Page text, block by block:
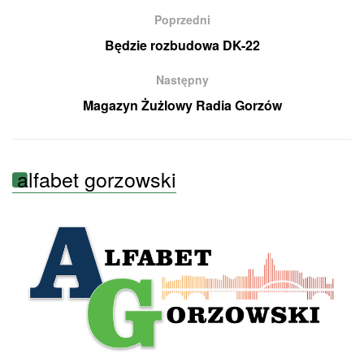
Poprzedni
Będzie rozbudowa DK-22
Następny
Magazyn Żużlowy Radia Gorzów
alfabet gorzowski